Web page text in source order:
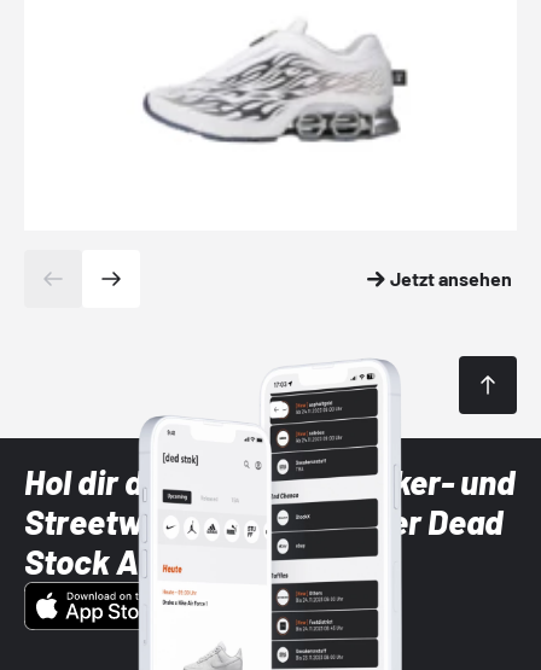
Jetzt ansehen
Hol dir die neuesten Sneaker- und
Streetwear-Brands mit der Dead
Stock App